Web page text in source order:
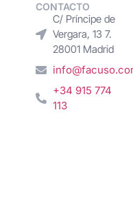
CONTACTO
C/ Príncipe de
Vergara, 13 7.
28001 Madrid
+34 915 774
113